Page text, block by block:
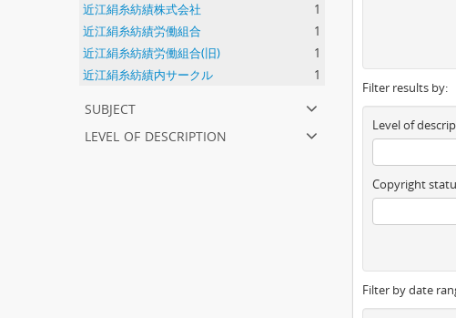
近江絹糸紡績株式会社
1
近江絹糸紡績労働組合
1
近江絹糸紡績労働組合(旧)
1
近江絹糸紡績内サークル
1
subject
level of description
Filter results by:
Level of
Copyright
Filter by date